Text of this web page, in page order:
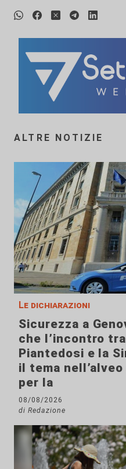
ALTRE NOTIZIE
Le dichiarazioni
Sicurezza a
che l’incontro
Piantedosi e la
il tema
per la
08/08/2026
di Redazione